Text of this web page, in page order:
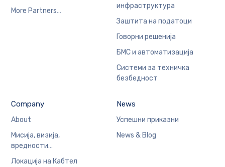
More Partners…
инфраструктура
Заштита на податоци
Говорни решенија
БМС и автоматизација
Системи за техничка
безбедност
Company
About
Мисија, визија,
вредности…
Локација на Кабтел
News
Успешни приказни
News & Blog